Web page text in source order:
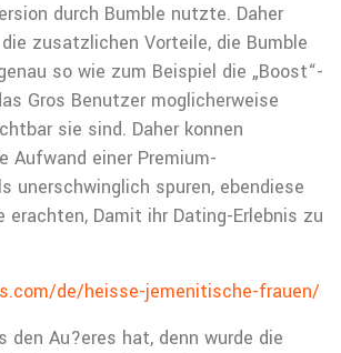
durch Bumble nutzte. Daher
zusatzlichen Vorteile, die Bumble
so wie zum Beispiel die „Boost“-
Gros Benutzer moglicherweise
sie sind. Daher konnen
Aufwand einer Premium-
unerschwinglich spuren, ebendiese
erachten, Damit ihr Dating-Erlebnis zu
de/heisse-jemenitische-frauen/
den Au?eres hat, denn wurde die